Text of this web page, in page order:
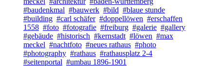
#baudenkmal #bauwerk #bild #blaue stunde
#building #carl schäfer #doppellöwen #erschaffen
1558 #foto #fotografie #freiburg #galerie #gallery
#gebäude #historisch #kernstadt #löwen #max
meckel #nachtfoto #neues rathaus #photo
#photography #rathaus #rathausplatz 2-4
#seitenportal #umbau 1896-1901